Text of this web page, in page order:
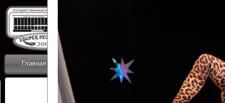
Главная Коллективы Новости
ОТЧЕТЫ ГКЦ